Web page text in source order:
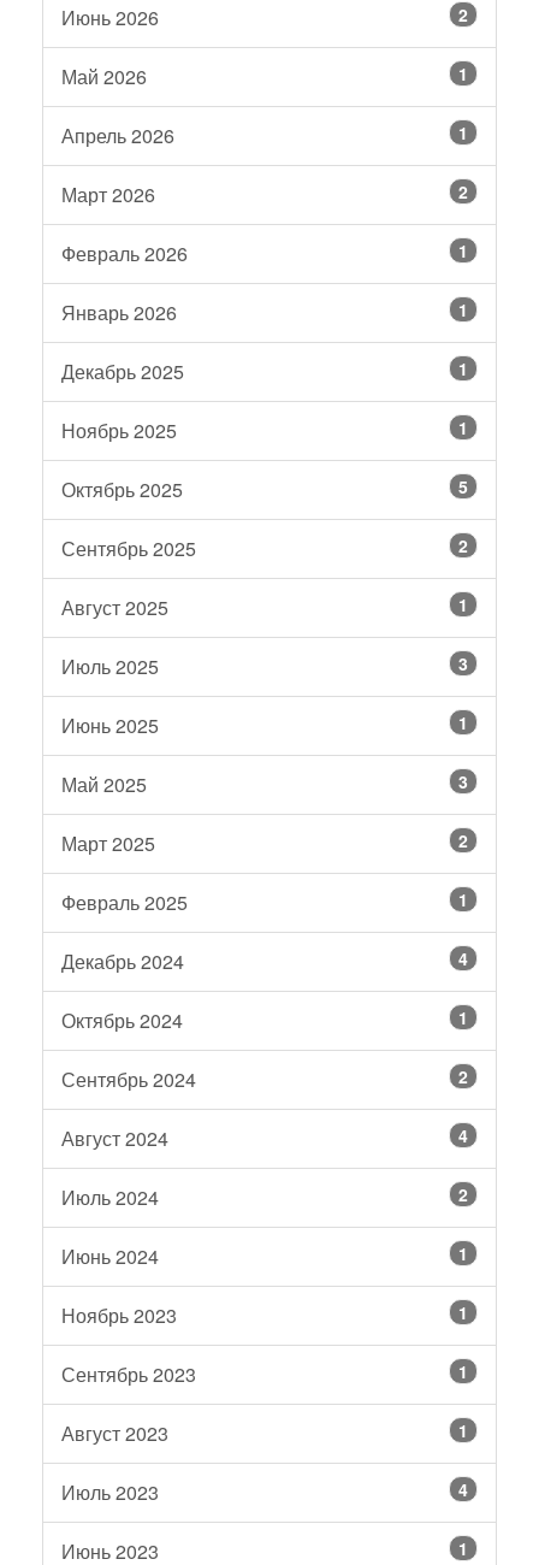
Июнь 2026 2
Май 2026 1
Апрель 2026 1
Март 2026 2
Февраль 2026 1
Январь 2026 1
Декабрь 2025 1
Ноябрь 2025 1
Октябрь 2025 5
Сентябрь 2025 2
Август 2025 1
Июль 2025 3
Июнь 2025 1
Май 2025 3
Март 2025 2
Февраль 2025 1
Декабрь 2024 4
Октябрь 2024 1
Сентябрь 2024 2
Август 2024 4
Июль 2024 2
Июнь 2024 1
Ноябрь 2023 1
Сентябрь 2023 1
Август 2023 1
Июль 2023 4
Июнь 2023 1